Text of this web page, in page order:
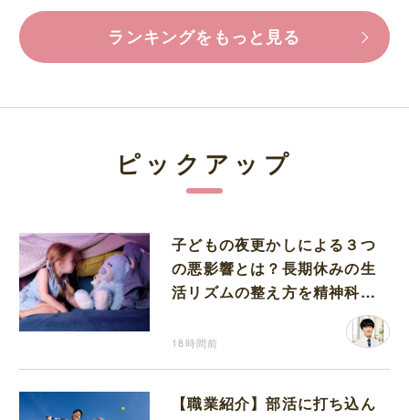
ランキングをもっと見る
ピックアップ
子どもの夜更かしによる３つ
の悪影響とは？長期休みの生
活リズムの整え方を精神科医
18時間前
【職業紹介】部活に打ち込ん